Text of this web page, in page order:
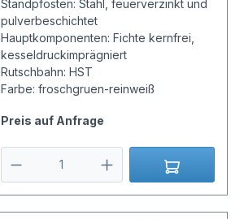
Standpfosten: Stahl, feuerverzinkt und
pulverbeschichtet
Hauptkomponenten: Fichte kernfrei,
kesseldruckimprägniert
Rutschbahn: HST
Farbe: froschgruen-reinweiß
Preis auf Anfrage